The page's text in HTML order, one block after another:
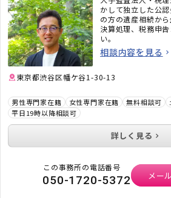
かして独立した公
の方の遺産相続から
決算処理、税務申
い。
相談内容を見る
東京都渋谷区幡ケ谷1-30-13
男性専門家在籍 女性専門家在籍 無料相談可
平日19時以降相談可
詳しく見る
この事務所の電話番号
050-1720-5372 メー